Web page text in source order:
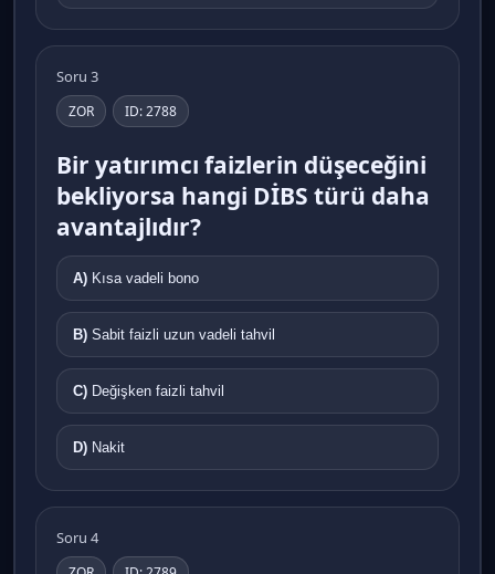
Soru 3
ZOR ID: 2788
Bir yatırımcı faizlerin düşeceğini
bekliyorsa hangi DİBS türü daha
avantajlıdır?
A) Kısa vadeli bono
B) Sabit faizli uzun vadeli tahvil
C) Değişken faizli tahvil
D) Nakit
Soru 4